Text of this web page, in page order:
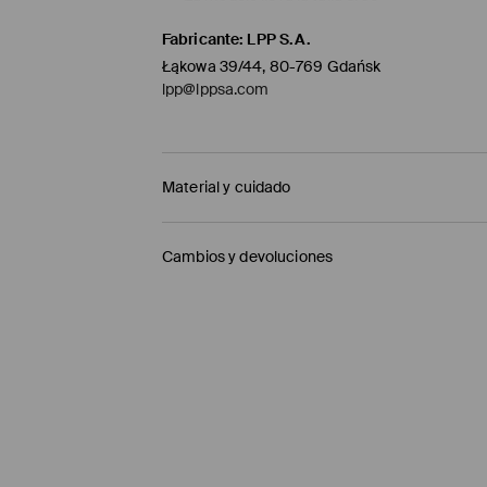
Fabricante: LPP S.A.
Łąkowa 39/44, 80-769 Gdańsk
lpp@lppsa.com
Material y cuidado
1º TELA :
92% ALGODÓN, 8% ELASTANO
2º TELA: 100% ALGODÓN
Cambios y devoluciones